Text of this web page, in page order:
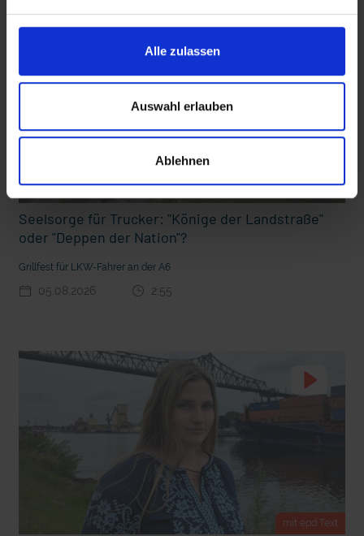
Alle zulassen
Auswahl erlauben
Ablehnen
Nachhaltige Geldanlage: Rendite mit gutem Gewissen?
Seelsorge für Trucker: "Könige der Landstraße"
oder "Deppen der Nation"?
Grillfest für LKW-Fahrer an der A6
05.08.2026 2:55
mit epd Text